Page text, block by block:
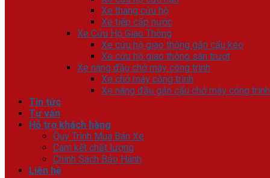
Xe thang cứu hộ
Xe tiếp cấp nước
Xe Cứu Hộ Giao Thông
Xe cứu hộ giao thông gắn cẩu kéo
Xe cứu hộ giao thông sàn trượt
Xe nâng đầu chở máy công trình
Xe chở máy công trình
Xe nâng đầu gắn cẩu chở máy công trình
Tin tức
Tư vấn
Hỗ trợ khách hàng
Quy Trình Mua Bán Xe
Cam kết chất lượng
Chính Sách Bảo Hành
Liên hệ